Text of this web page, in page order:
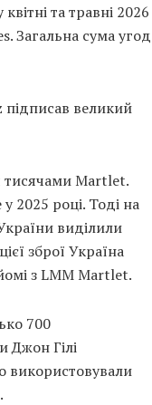
та травні 2026
Загальна сума угод
великий
тисячами Martlet.
2025 році. Тоді на
виділили
зброї Україна
з LMM Martlet.
700
Джон Гілі
використовували